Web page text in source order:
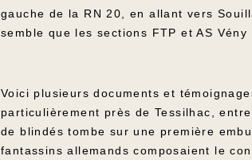
gauche de la RN 20, en allant vers
semble que les sections FTP et AS
Voici plusieurs documents et
particulièrement près de Tessilhac,
de blindés tombe sur une première
fantassins allemands composaient le